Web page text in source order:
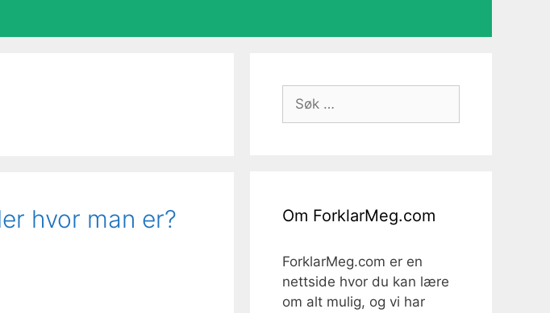
hvor man er?
Søk
etter:
Om ForklarMeg.com
ForklarMeg.com er en
nettside hvor du kan lære
om alt mulig, og vi har